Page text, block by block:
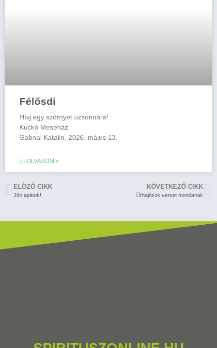
Félősdi
Hívj egy szörnyet uzsonnára!
Kuckó Meseház
Gabnai Katalin, 2026. május 13.
ELOLVASOM »
ELÖZŐ CIKK
Jön apátok!
KÖVETKEZŐ CIKK
Űrhajósok verset mondanak